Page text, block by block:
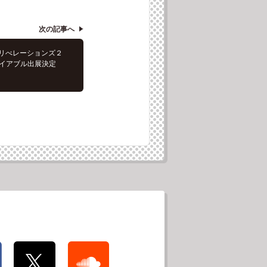
次の記事へ
べレーションズ２
アブル出展決定